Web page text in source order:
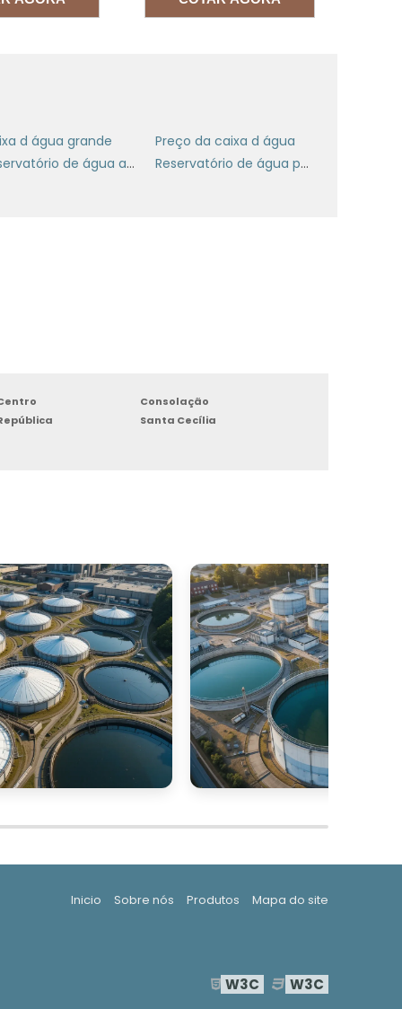
d água grande
Preço da caixa d água
Reservatório de água acoplado
Reservatório de água para armazenamento
Consolação
Santa Cecília
Inicio Sobre nós Produtos Mapa do site
W3C W3C